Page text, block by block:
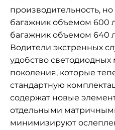
производительность,
багажник объемом 600
багажник объемом 640
Водители экстренных
удобство
поколения, которые
стандартную
содержат новые
отдельными
минимизируют